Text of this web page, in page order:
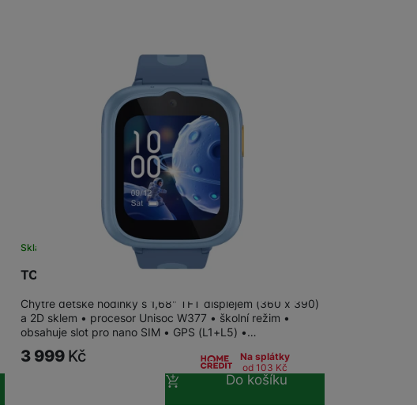
TCL Movetime Family Watch 48 Blue
Skladem
Chytré dětské hodinky s 1,68" TFT displejem (360 x 390)
a 2D sklem • procesor Unisoc W377 • školní režim •
obsahuje slot pro nano SIM • GPS (L1+L5) •…
3 999 Kč
Na splátky
od 103 Kč
Do košíku